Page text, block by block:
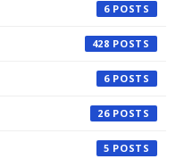
6
428
6
26
5